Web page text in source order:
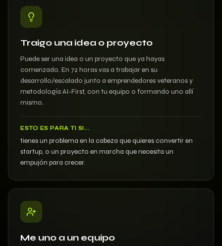
Traigo una idea o proyecto
Puede ser una idea o un proyecto que ya hayas
comenzado. En 72 horas vas a trabajar en su
desarrollo/escalado junto a emprendedores veteranos y
metodología AI-First, con tu equipo o formando uno allí
mismo.
ESTO ES PARA TI SI...
tienes un problema en la cabeza que quieres convertir en
startup, o un proyecto en marcha que necesita un
empujón para crecer.
Me uno a un equipo